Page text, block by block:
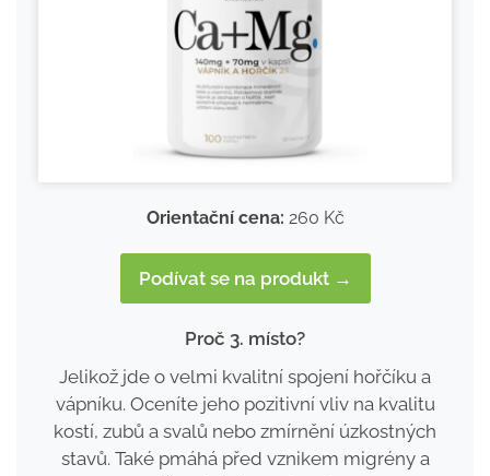
Orientační cena: 260 Kč
Podívat se na produkt →
Proč 3. místo?
Jelikož jde o velmi kvalitní spojení hořčíku a
vápníku. Oceníte jeho pozitivní vliv na kvalitu
kostí, zubů a svalů nebo zmírnění úzkostných
stavů. Také pmáhá před vznikem migrény a